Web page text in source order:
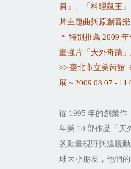
員」、「料理鼠王
片主題曲與原創音樂
＊ 特別推薦 2009 年
畫強片「天外奇蹟
>> 臺北市立美術館
展 ~ 2009.08.07 -
從 1995 年的創業作
年第 10 部作品「天
的動畫視野與溫暖
球大小朋友，他們